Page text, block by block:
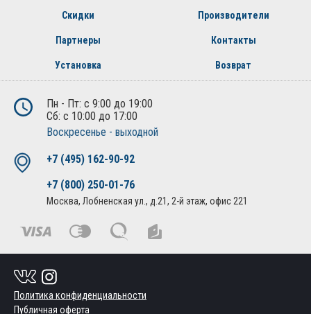
Скидки Производители
Партнеры Контакты
Установка Возврат
Пн - Пт: с 9:00 до 19:00
Сб: с 10:00 до 17:00
Воскресенье - выходной
+7 (495) 162-90-92
+7 (800) 250-01-76
Москва, Лобненская ул., д.21, 2-й этаж, офис 221
Политика конфиденциальности
Публичная оферта